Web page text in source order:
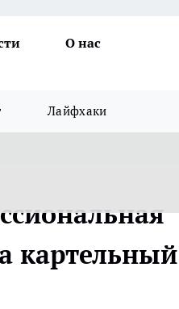
О нас
Лайфхаки
картельный